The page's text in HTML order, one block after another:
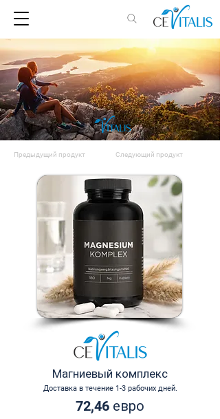
Предыдущий продукт Следующий продукт
Магниевый комплекс
Доставка в течение 1-3 рабочих дней.
72,46 евро